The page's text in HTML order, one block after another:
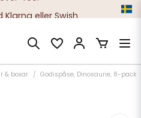
eller Swish
kunder
& boxar Godispåse, Dinosaurie, 8-pack